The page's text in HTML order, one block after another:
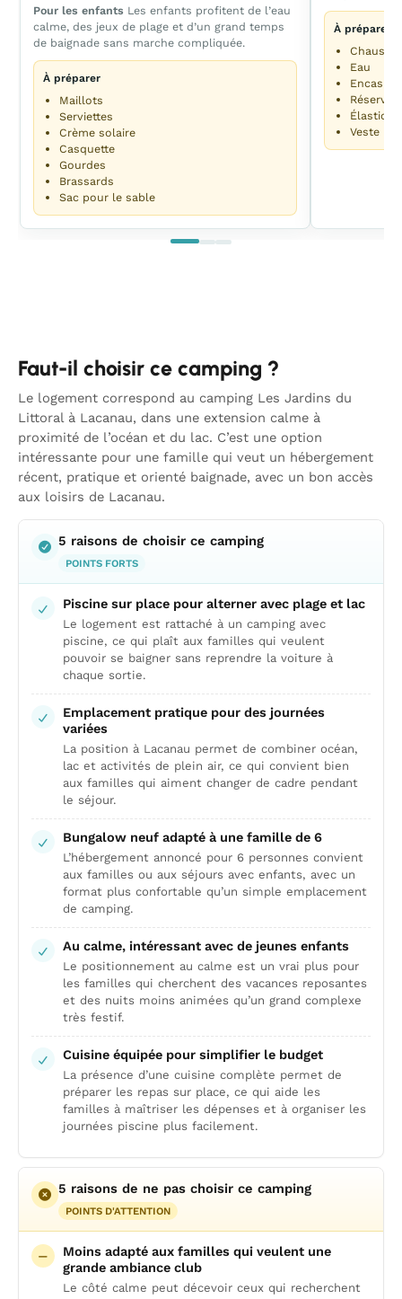
Pour les enfants Les enfants profitent de l’eau
calme, des jeux de plage et d’un grand temps
de baignade sans marche compliquée.
À préparer
Maillots
Serviettes
Crème solaire
Casquette
Gourdes
Brassards
Sac pour le sable
À préparer
Eau
Encas
Veste
Faut-il choisir ce camping ?
Le logement correspond au camping Les Jardins du
Littoral à Lacanau, dans une extension calme à
proximité de l’océan et du lac. C’est une option
intéressante pour une famille qui veut un hébergement
récent, pratique et orienté baignade, avec un bon accès
aux loisirs de Lacanau.
5 raisons de choisir ce camping
POINTS FORTS
Piscine sur place pour alterner avec plage et lac
Le logement est rattaché à un camping avec
piscine, ce qui plaît aux familles qui veulent
pouvoir se baigner sans reprendre la voiture à
chaque sortie.
Emplacement pratique pour des journées
variées
La position à Lacanau permet de combiner océan,
lac et activités de plein air, ce qui convient bien
aux familles qui aiment changer de cadre pendant
le séjour.
Bungalow neuf adapté à une famille de 6
L’hébergement annoncé pour 6 personnes convient
aux familles ou aux séjours avec enfants, avec un
format plus confortable qu’un simple emplacement
de camping.
Au calme, intéressant avec de jeunes enfants
Le positionnement au calme est un vrai plus pour
les familles qui cherchent des vacances reposantes
et des nuits moins animées qu’un grand complexe
très festif.
Cuisine équipée pour simplifier le budget
La présence d’une cuisine complète permet de
préparer les repas sur place, ce qui aide les
familles à maîtriser les dépenses et à organiser les
journées piscine plus facilement.
5 raisons de ne pas choisir ce camping
POINTS D'ATTENTION
Moins adapté aux familles qui veulent une
grande ambiance club
Le côté calme peut décevoir ceux qui recherchent